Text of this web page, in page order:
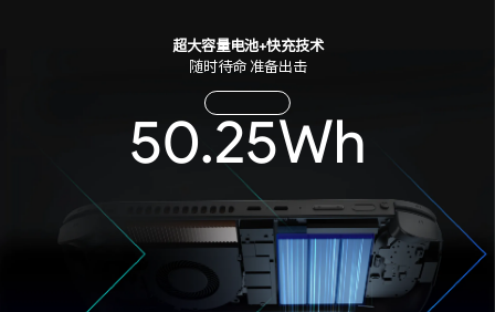
超大容量电池+快充技术
随时待命 准备出击
50.25Wh